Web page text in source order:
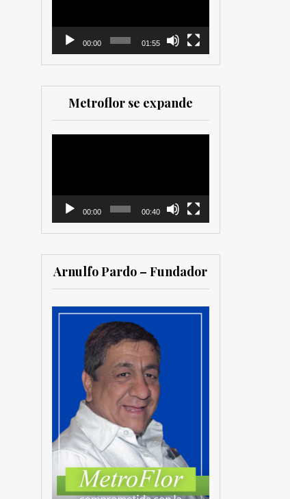
que trabajan en el sector
00:00 01:55
Metroflor se expande
00:00 00:40
Arnulfo Pardo – Fundador